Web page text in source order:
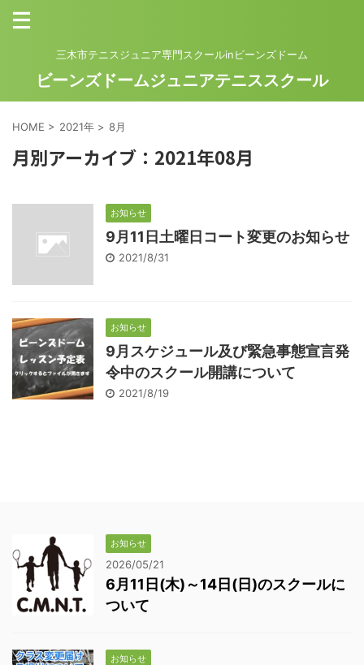
三木市テニスジュニア専門スクールinビーンズドーム
ビーンズドームジュニアテニススクール
HOME > 2021年 > 8月
月別アーカイブ：2021年08月
お知らせ
9月11日土曜日コート変更のお知らせ
2021/8/31
お知らせ
9月スケジュール及び緊急事態宣言発
令中のスクール開講について
2021/8/19
お知らせ
2026/05/21
6月11日(木)～14日(日)のスクールに
ついて
お知らせ